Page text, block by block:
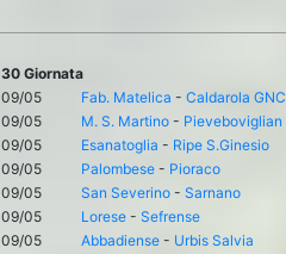
30 Giornata
09/05
Fab. Matelica - Caldarola GNC
09/05
M. S. Martino - Pieveboviglian
09/05
Esanatoglia - Ripe S.Ginesio
09/05
Palombese - Pioraco
09/05
San Severino - Sarnano
09/05
Lorese - Sefrense
09/05
Abbadiense - Urbis Salvia